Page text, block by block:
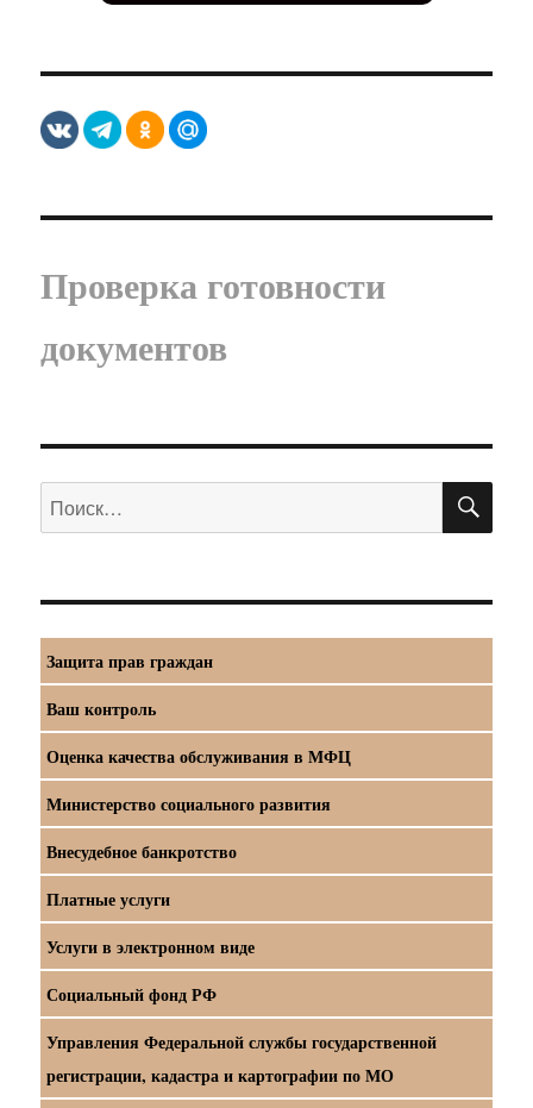
Проверка готовности
документов
Искать:
Защита прав граждан
Ваш контроль
Оценка качества обслуживания в МФЦ
Министерство социального развития
Внесудебное банкротство
Платные услуги
Услуги в электронном виде
Социальный фонд РФ
Управления Федеральной службы государственной
регистрации, кадастра и картографии по МО